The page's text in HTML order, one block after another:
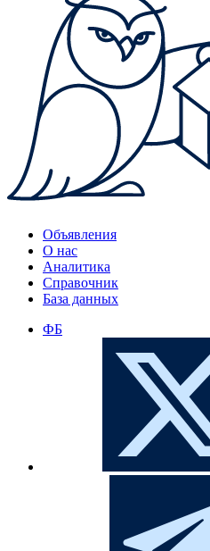
Объявления
О нас
Аналитика
Справочник
База данных
ФБ